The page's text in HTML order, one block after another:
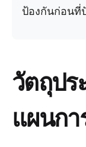
ป้องกันก่อนที่
วัตถุปร
แผนกา